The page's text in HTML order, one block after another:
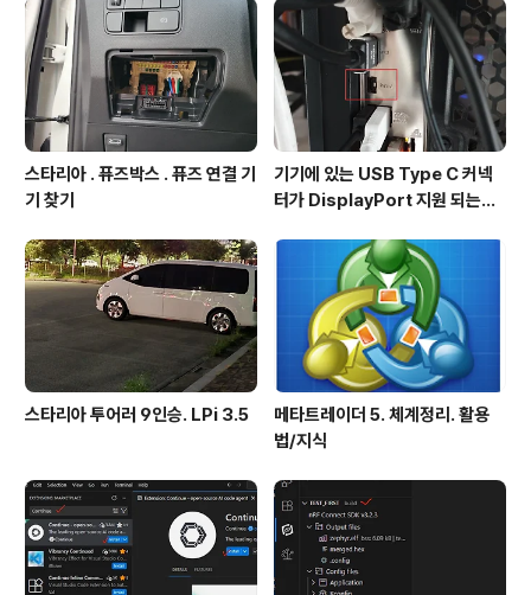
스타리아 . 퓨즈박스 . 퓨즈 연결 기
기 찾기
기기에 있는 USB Type C 커넥
터가 DisplayPort 지원 되는지
스타리아 투어러 9인승. LPi 3.5
메타트레이더 5. 체계정리. 활용
법/지식